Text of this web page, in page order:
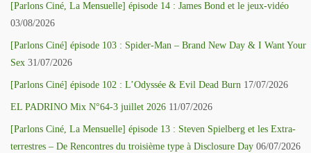
[Parlons Ciné, La Mensuelle] épisode 14 : James Bond et le jeux-vidéo
03/08/2026
[Parlons Ciné] épisode 103 : Spider-Man – Brand New Day & I Want Your
Sex 31/07/2026
[Parlons Ciné] épisode 102 : L’Odyssée & Evil Dead Burn 17/07/2026
EL PADRINO Mix N°64-3 juillet 2026 11/07/2026
[Parlons Ciné, La Mensuelle] épisode 13 : Steven Spielberg et les Extra-
terrestres – De Rencontres du troisième type à Disclosure Day 06/07/2026